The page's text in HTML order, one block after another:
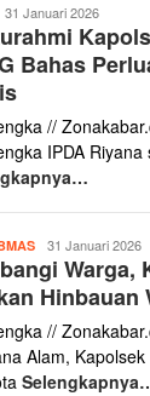
31 Januari 2026
Bahas
//
IPDA
Yanto
Haris
31 Januari 2026
Warga,
Hinbauan
//
Alam,